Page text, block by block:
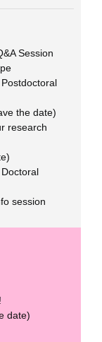
Session
the date)
research
session
date)